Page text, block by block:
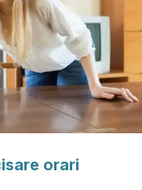
orari